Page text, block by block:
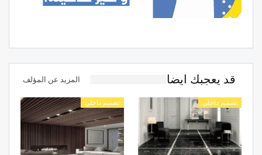
قد يعجبك ايضا المزيد عن المؤلف
تصميم داخلي تصميم داخلي